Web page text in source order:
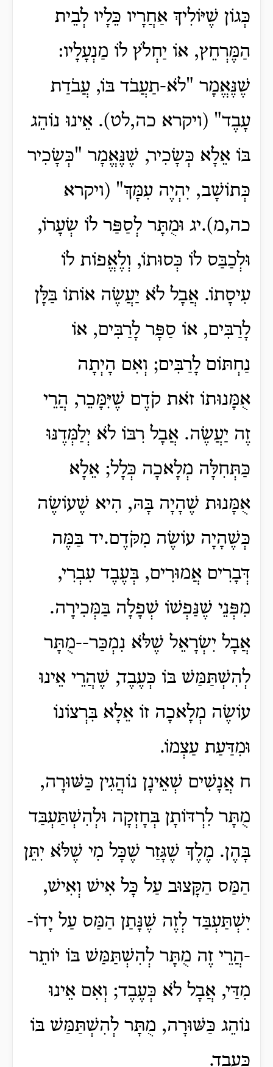
כְּגוֹן שֶׁיּוֹלִיךְ אַחֲרָיו כֵּלָיו לְבֵית
הַמֶּרְחֵץ, אוֹ יַחְלֹץ לוֹ מַנְעָלָיו:
שֶׁנֶּאֱמָר "לֹא-תַעֲבֹד בּוֹ, עֲבֹדַת
עָבֶד" (ויקרא כה,לט). אֵינוּ נוֹהֵג
בּוֹ אֵלָא כְּשָׂכִיר, שֶׁנֶּאֱמָר "כְּשָׂכִיר
כְּתוֹשָׁב, יִהְיֶה עִמָּךְ" (ויקרא
כה,מ).יג וּמֻתָּר לְסַפַּר לוֹ שְׂעָרוֹ,
וּלְכַבַּס לוֹ כְּסוּתוֹ, וְלֶאֱפוֹת לוֹ
עִיסָתוֹ. אֲבָל לֹא יַעֲשֶׂה אוֹתוֹ בַּלָּן
לָרַבִּים, אוֹ סַפָּר לָרַבִּים, אוֹ
נַחְתּוֹם לָרַבִּים; וְאִם הָיְתָה
אֻמָּנוּתוֹ זֹאת קֹדֶם שֶׁיִּמָּכֵר, הֲרֵי
זֶה יַעֲשֶׂה. אֲבָל רִבּוֹ לֹא יְלַמְּדֶנּוּ
כַּתְּחִלָּה מְלָאכָה כְּלָל; אֵלָא
אֻמָּנוּת שֶׁהָיָה בָּהּ, הִיא שֶׁעוֹשֶׂה
כְּשֶׁהָיָה עוֹשֶׂה מִקֹּדֶם.יד בַּמֶּה
דְּבָרִים אֲמוּרִים, בְּעֶבֶד עִבְרִי,
מִפְּנֵי שֶׁנַּפְשׁוֹ שְׁפָלָה בַּמְּכִירָה.
אֲבָל יִשְׂרָאֵל שֶׁלֹּא נִמְכַּר--מֻתָּר
לְהִשְׁתַּמַּשׁ בּוֹ כְּעֶבֶד, שֶׁהֲרֵי אֵינוּ
עוֹשֶׂה מְלָאכָה זוֹ אֵלָא בִּרְצוֹנוֹ
וּמִדַּעַת עַצְמוֹ.
ח אֲנָשִׁים שְׁאֵינָן נוֹהֲגִין כַּשּׁוּרָה,
מֻתָּר לִרְדּוֹתָן בְּחָזְקָה וּלְהִשְׁתַּעְבַּד
בָּהֶן. מֶלֶךְ שֶׁגָּזַר שֶׁכָּל מִי שֶׁלֹּא יִתֵּן
הַמַּס הַקָּצוּב עַל כָּל אִישׁ וְאִישׁ,
יִשְׁתַּעְבַּד לְזֶה שֶׁנָּתַן הַמַּס עַל יָדוֹ-
-הֲרֵי זֶה מֻתָּר לְהִשְׁתַּמַּשׁ בּוֹ יוֹתֵר
מִדַּי, אֲבָל לֹא כְּעֶבֶד; וְאִם אֵינוּ
נוֹהֵג כַּשּׁוּרָה, מֻתָּר לְהִשְׁתַּמַּשׁ בּוֹ
כְּעֶבֶד.